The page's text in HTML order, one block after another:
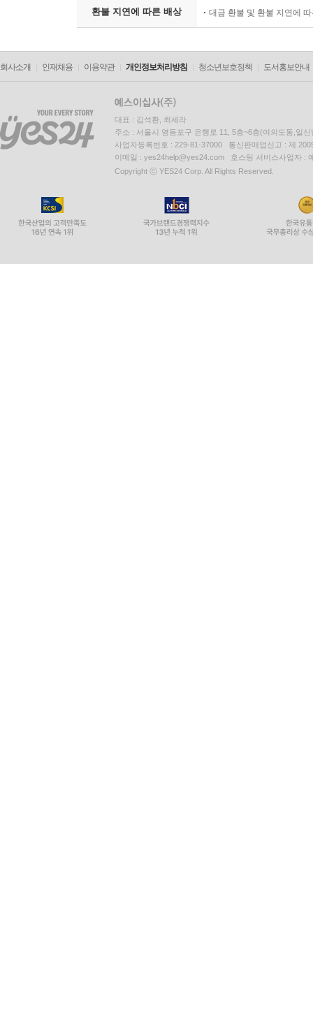
환불 지연에 따른 배상 대금 환불 및 환불 지연에
회사소개 인재채용 이용약관 개인정보처리방침 청소년보호정책 도서홍보안내
대표 : 김석환, 최세라
주소 : 서울시 영등포구 은행로 11, 5층~6층(여의도동,일신
사업자등록번호 : 229-81-37000 통신판매업신고 : 제
이메일 : yes24help@yes24.com 호스팅 서비스사업자 :
Copyright ⓒ YES24 Corp. All Rights Reserved.